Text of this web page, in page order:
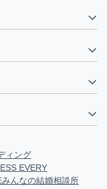
ィング
EVERY
みんなの結婚相談所